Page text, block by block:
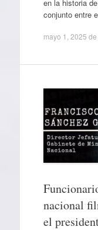
en la historia
conjunto entre
mayo 1, 2025 de
nacional
el